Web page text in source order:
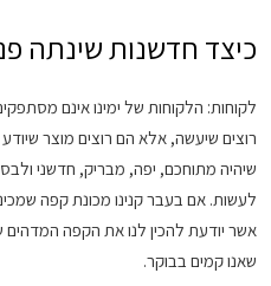
כיצד חדשנות שינתה
לקוחות: הלקוחות של ימינו אינם
רוצים שיעשה, אלא הם רוצים מוצר
שיהיה מתוחכם, יפה, מבריק, חדשני
לעשות. אם בעבר קנינו מכונת קפה
שאנו קמים בבוקר.